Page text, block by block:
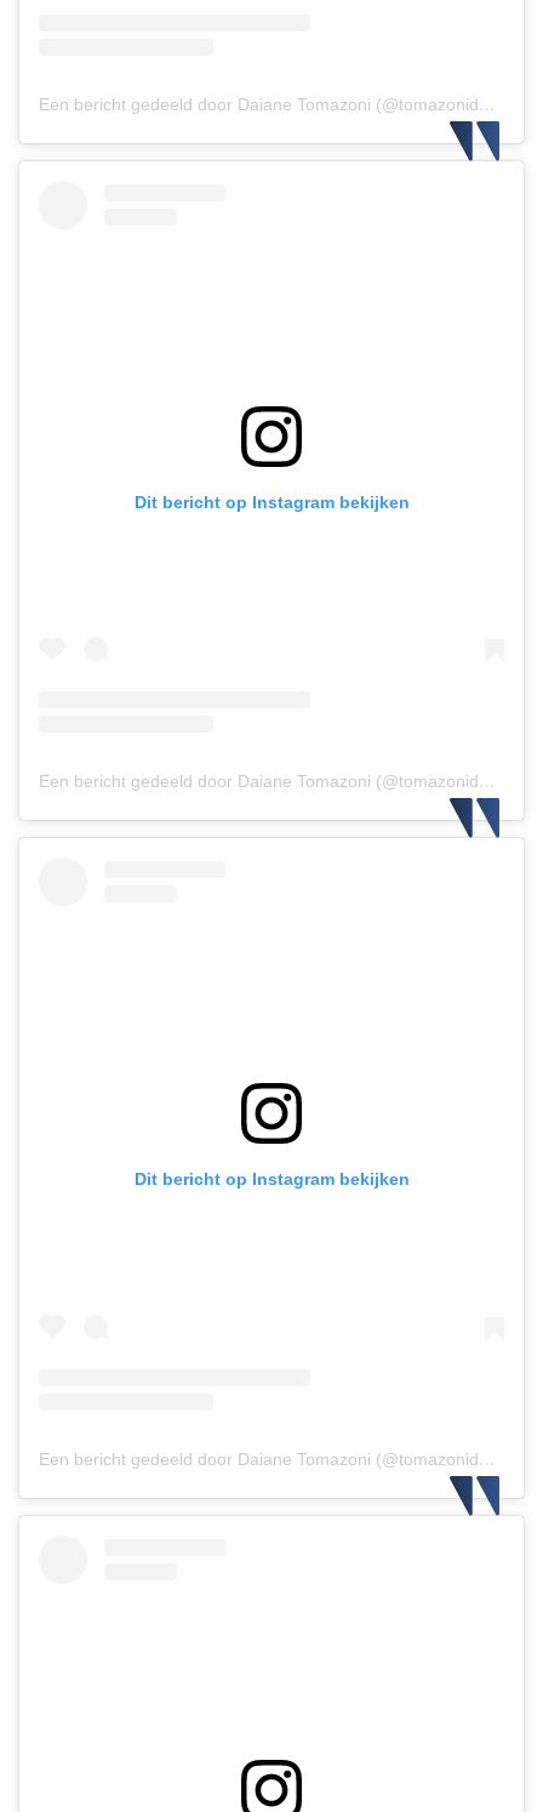
Een bericht gedeeld door Daiane Tomazoni (@tomazonidaiane)
Dit bericht op Instagram bekijken
Een bericht gedeeld door Daiane Tomazoni (@tomazonidaiane)
Dit bericht op Instagram bekijken
Een bericht gedeeld door Daiane Tomazoni (@tomazonidaiane)